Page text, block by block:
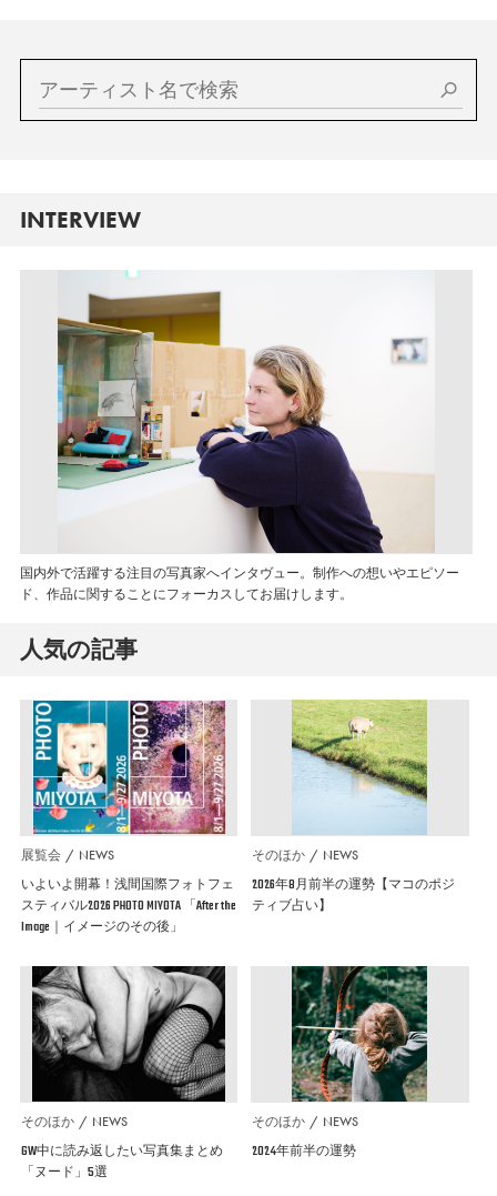
INTERVIEW
国内外で活躍する注目の写真家へインタヴュー。制作への想いやエピソー
ド、作品に関することにフォーカスしてお届けします。
人気の記事
展覧会 NEWS
いよいよ開幕！浅間国際フォトフェ
スティバル2026 PHOTO MIYOTA 「After the
Image｜イメージのその後」
そのほか NEWS
2026年8月前半の運勢【マコのポジ
ティブ占い】
そのほか NEWS
GW中に読み返したい写真集まとめ
「ヌード」5選
そのほか NEWS
2024年前半の運勢